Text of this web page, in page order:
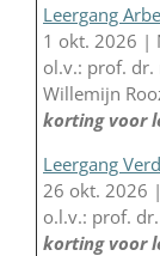
Leergang
1 okt. 2026 |
ol.v.: prof.
Willemijn
korting voor
Leergang
26 okt. 2026
o.l.v.: prof.
korting voor